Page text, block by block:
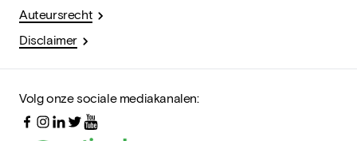
Auteursrecht
Disclaimer
Volg onze sociale mediakanalen: